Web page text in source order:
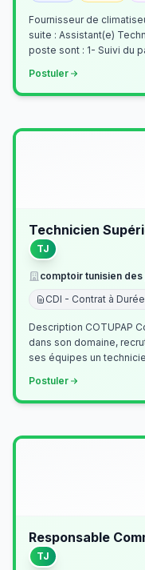
Fournisseur de
suite : Assistant(e)
poste sont : 1- Suivi du
Postuler
Technicien
TJ
comptoir tunisien des
CDI - Contrat à
Description COTUPAP
dans son domaine,
ses équipes un technicien de
Postuler
Responsable
TJ